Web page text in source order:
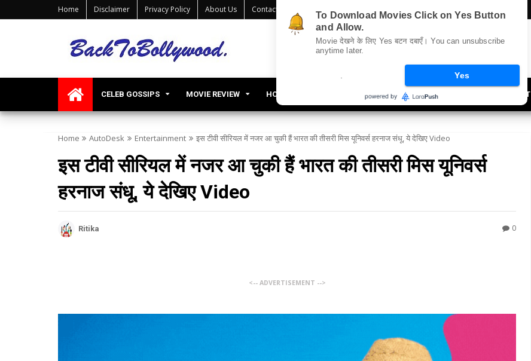
Home Disclaimer Privacy Policy About Us Contact Us Sitemap
CELEB GOSSIPS MOVIE REVIEW HOLLYWOOD UPDATES LIFESTYLE OFFBEAT
Home AutoDesk Entertainment इस टीवी सीरियल में नजर आ चुकी हैं भारत की तीसरी मिस यूनिवर्स हरनाज संधू, ये देखिए Video
इस टीवी सीरियल में नजर आ चुकी हैं भारत की तीसरी मिस यूनिवर्स
हरनाज संधू, ये देखिए Video
Ritika 0
<-- ADVERTISEMENT -->
To Download Movies Click on Yes Button
and Allow.
Movie देखने के लिए Yes बटन दबाएँ। You can unsubscribe
anytime later.
Yes